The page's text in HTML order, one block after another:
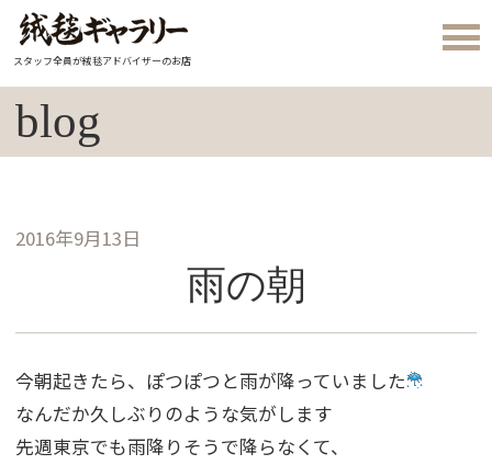
スタッフ全員が絨毯アドバイザーのお店
blog
2016年9月13日
雨の朝
今朝起きたら、ぽつぽつと雨が降っていました
なんだか久しぶりのような気がします
先週東京でも雨降りそうで降らなくて、